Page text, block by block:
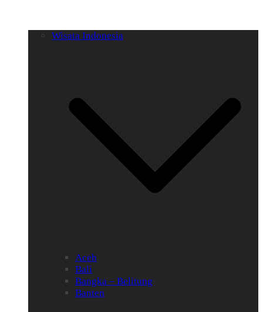
Wisata Indonesia
Aceh
Bali
Bangka – Belitung
Banten